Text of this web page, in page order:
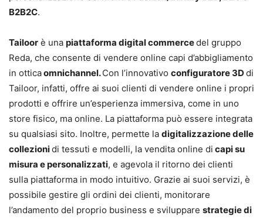
B2B2C.
Tailoor è una piattaforma digital commercedel gruppo
Reda, che consente di vendere online capi d’abbigliamento
in otticaomnichannel.Con l’innovativo configuratore 3D di
Tailoor, infatti, offre ai suoi clienti di vendere online i propri
prodotti e offrire un’esperienza immersiva, come in uno
store fisico, ma online. La piattaforma può essere integrata
su qualsiasi sito. Inoltre, permette la digitalizzazione delle
collezionidi tessuti e modelli, la vendita online di capi su
misura e personalizzati, e agevola il ritorno dei clienti
sulla piattaforma in modo intuitivo. Grazie ai suoi servizi, è
possibile gestire gli ordini dei clienti, monitorare
l’andamento del proprio business e sviluppare strategie di